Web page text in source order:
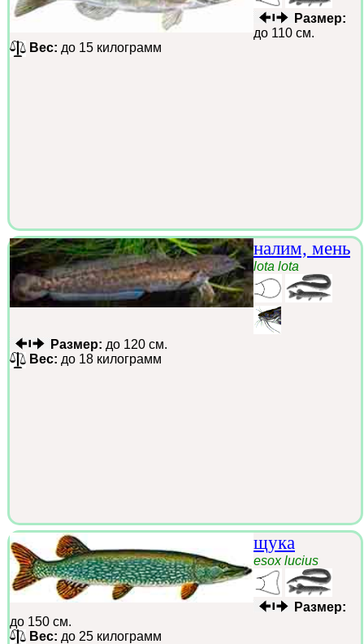
Размер:
до 110 см.
Вес: до 15 килограмм
налим, мень
lota lota
Размер: до 120 см.
Вес: до 18 килограмм
щука
esox lucius
Размер:
до 150 см.
Вес: до 25 килограмм